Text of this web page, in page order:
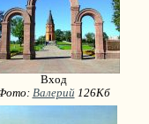
Вход
Валерий126Кб